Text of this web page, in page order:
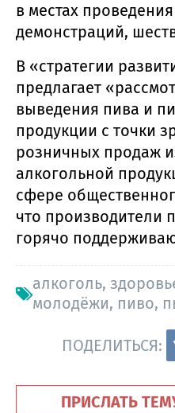
в местах
демонстраций,
В «стратегии
предлагает
выведения пива и
продукции с точки
розничных продаж
алкогольной
сфере
что производители
горячо
алкоголь,
молодёжи, пиво,
ПОДЕЛИТЬСЯ:
ПРИСЛАТЬ